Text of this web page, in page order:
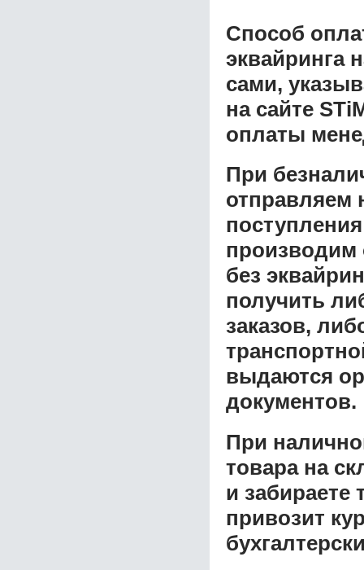
Способ
эквайринга
сами,
на сайте
оплаты
При
отправляем
производим
без
получить
заказов,
выдаются
документов.
При
товара на
и забираете
привозит